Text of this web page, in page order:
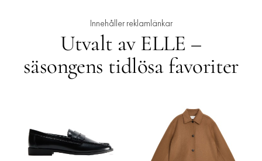
Innehåller reklamlänkar
Utvalt av ELLE –
säsongens tidlösa favoriter